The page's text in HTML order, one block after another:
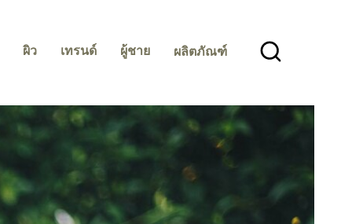
ผิว เทรนด์ ผู้ชาย ผลิตภัณฑ์